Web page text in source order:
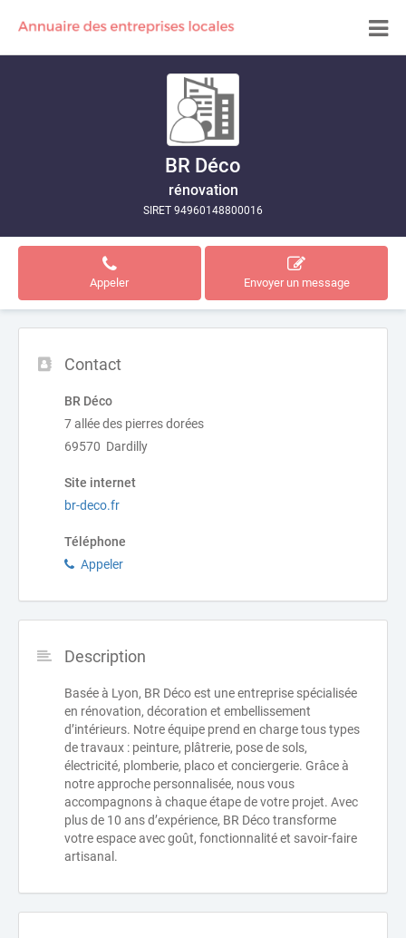
BR Déco
rénovation
SIRET 94960148800016
Appeler Envoyer un message
Contact
BR Déco
7 allée des pierres dorées
69570 Dardilly
Site internet
br-deco.fr
Téléphone
Appeler
Description
Basée à Lyon, BR Déco est une entreprise spécialisée
en rénovation, décoration et embellissement
d’intérieurs. Notre équipe prend en charge tous types
de travaux : peinture, plâtrerie, pose de sols,
électricité, plomberie, placo et conciergerie. Grâce à
notre approche personnalisée, nous vous
accompagnons à chaque étape de votre projet. Avec
plus de 10 ans d’expérience, BR Déco transforme
votre espace avec goût, fonctionnalité et savoir-faire
artisanal.